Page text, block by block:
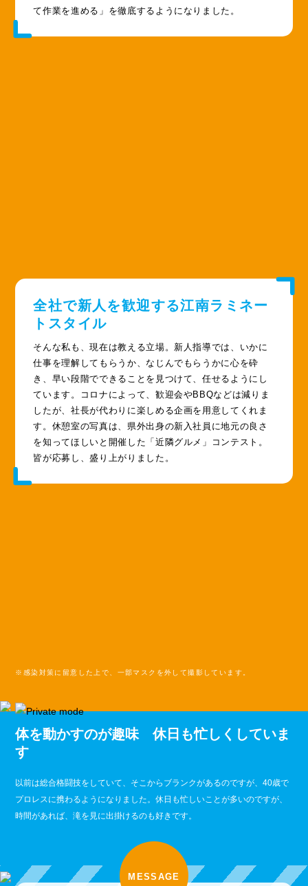
て作業を進める」を徹底するようになりました。
全社で新人を歓迎する江南ラミネー
トスタイル
そんな私も、現在は教える立場。新人指導では、いかに
仕事を理解してもらうか、なじんでもらうかに心を砕
き、早い段階でできることを見つけて、任せるようにし
ています。コロナによって、歓迎会やBBQなどは減りま
したが、社長が代わりに楽しめる企画を用意してくれま
す。休憩室の写真は、県外出身の新入社員に地元の良さ
を知ってほしいと開催した「近隣グルメ」コンテスト。
皆が応募し、盛り上がりました。
※感染対策に留意した上で、一部マスクを外して撮影しています。
体を動かすのが趣味 休日も忙しくしていま
す
以前は総合格闘技をしていて、そこからブランクがあるのですが、40歳で
プロレスに携わるようになりました。休日も忙しいことが多いのですが、
時間があれば、滝を見に出掛けるのも好きです。
MESSAGE